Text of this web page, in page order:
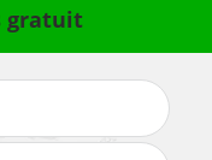
gratuit